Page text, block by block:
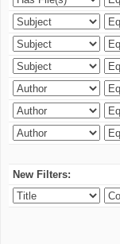
New Filters: